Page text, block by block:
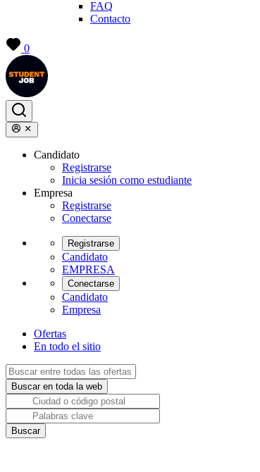
FAQ
Contacto
0
Candidato
Registrarse
Inicia sesión como estudiante
Empresa
Registrarse
Conectarse
Registrarse
Candidato
EMPRESA
Conectarse
Candidato
Empresa
Ofertas
En todo el sitio